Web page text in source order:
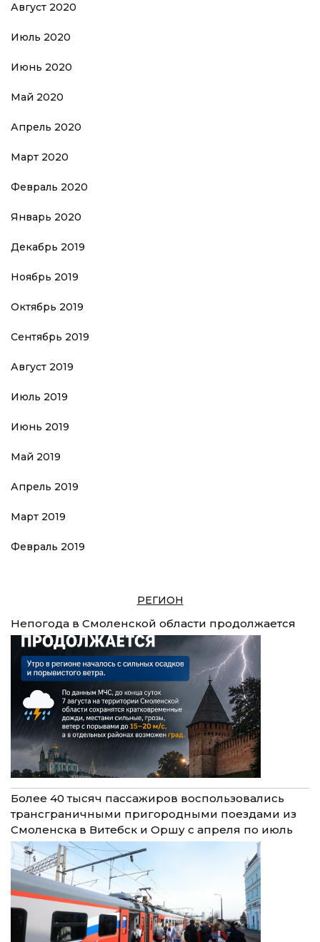
Август 2020
Июль 2020
Июнь 2020
Май 2020
Апрель 2020
Март 2020
Февраль 2020
Январь 2020
Декабрь 2019
Ноябрь 2019
Октябрь 2019
Сентябрь 2019
Август 2019
Июль 2019
Июнь 2019
Май 2019
Апрель 2019
Март 2019
Февраль 2019
РЕГИОН
Непогода в Смоленской области продолжается
Более 40 тысяч пассажиров воспользовались
трансграничными пригородными поездами из
Смоленска в Витебск и Оршу с апреля по июль